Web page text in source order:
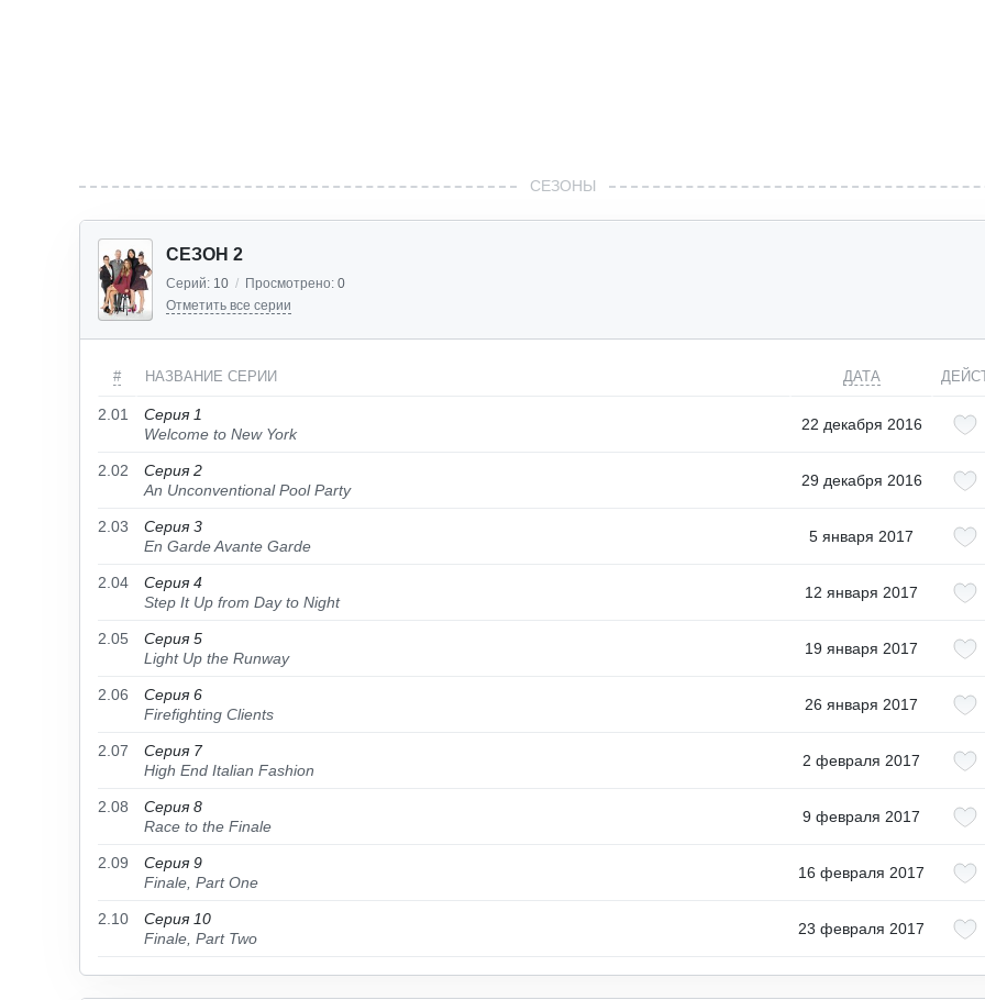
СЕЗОНЫ
СЕЗОН 2
Серий: 10 / Просмотрено: 0
Отметить все серии
# НАЗВАНИЕ СЕРИИ ДАТА
2.01
Серия 1
Welcome to New York
22 декабря 2016
2.02
Серия 2
An Unconventional Pool Party
29 декабря 2016
2.03
Серия 3
En Garde Avante Garde
5 января 2017
2.04
Серия 4
Step It Up from Day to Night
12 января 2017
2.05
Серия 5
Light Up the Runway
19 января 2017
2.06
Серия 6
Firefighting Clients
26 января 2017
2.07
Серия 7
High End Italian Fashion
2 февраля 2017
2.08
Серия 8
Race to the Finale
9 февраля 2017
2.09
Серия 9
Finale, Part One
16 февраля 2017
2.10
Серия 10
Finale, Part Two
23 февраля 2017